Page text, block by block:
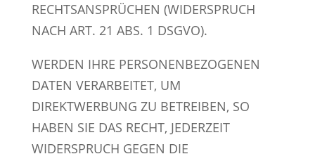
RECHTSANSPRÜCHEN (WIDERSPRUCH
NACH ART. 21 ABS. 1 DSGVO).
WERDEN IHRE PERSONENBEZOGENEN
DATEN VERARBEITET, UM
DIREKTWERBUNG ZU BETREIBEN, SO
HABEN SIE DAS RECHT, JEDERZEIT
WIDERSPRUCH GEGEN DIE